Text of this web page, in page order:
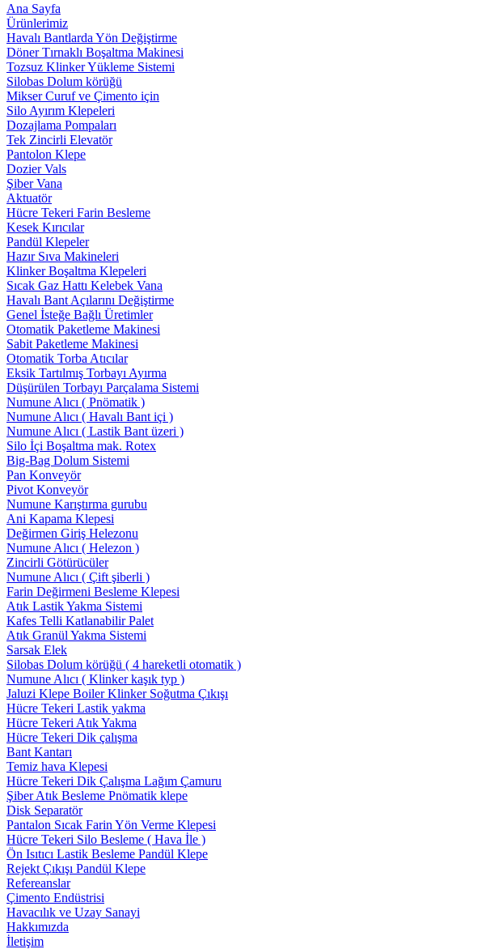
Ana Sayfa
Ürünlerimiz
Havalı Bantlarda Yön Değiştirme
Döner Tırnaklı Boşaltma Makinesi
Tozsuz Klinker Yükleme Sistemi
Silobas Dolum körüğü
Mikser Curuf ve Çimento için
Silo Ayırım Klepeleri
Dozajlama Pompaları
Tek Zincirli Elevatör
Pantolon Klepe
Dozier Vals
Şiber Vana
Aktuatör
Hücre Tekeri Farin Besleme
Kesek Kırıcılar
Pandül Klepeler
Hazır Sıva Makineleri
Klinker Boşaltma Klepeleri
Sıcak Gaz Hattı Kelebek Vana
Havalı Bant Açılarını Değiştirme
Genel İsteğe Bağlı Üretimler
Otomatik Paketleme Makinesi
Sabit Paketleme Makinesi
Otomatik Torba Atıcılar
Eksik Tartılmış Torbayı Ayırma
Düşürülen Torbayı Parçalama Sistemi
Numune Alıcı ( Pnömatik )
Numune Alıcı ( Havalı Bant içi )
Numune Alıcı ( Lastik Bant üzeri )
Silo İçi Boşaltma mak. Rotex
Big-Bag Dolum Sistemi
Pan Konveyör
Pivot Konveyör
Numune Karıştırma gurubu
Ani Kapama Klepesi
Değirmen Giriş Helezonu
Numune Alıcı ( Helezon )
Zincirli Götürücüler
Numune Alıcı ( Çift şiberli )
Farin Değirmeni Besleme Klepesi
Atık Lastik Yakma Sistemi
Kafes Telli Katlanabilir Palet
Atık Granül Yakma Sistemi
Sarsak Elek
Silobas Dolum körüğü ( 4 hareketli otomatik )
Numune Alıcı ( Klinker kaşık typ )
Jaluzi Klepe Boiler Klinker Soğutma Çıkışı
Hücre Tekeri Lastik yakma
Hücre Tekeri Atık Yakma
Hücre Tekeri Dik çalışma
Bant Kantarı
Temiz hava Klepesi
Hücre Tekeri Dik Çalışma Lağım Çamuru
Şiber Atık Besleme Pnömatik klepe
Disk Separatör
Pantalon Sıcak Farin Yön Verme Klepesi
Hücre Tekeri Silo Besleme ( Hava İle )
Ön Isıtıcı Lastik Besleme Pandül Klepe
Rejekt Çıkışı Pandül Klepe
Refereanslar
Çimento Endüstrisi
Havacılık ve Uzay Sanayi
Hakkımızda
İletişim